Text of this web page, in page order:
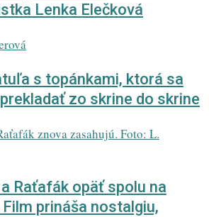
Lenka Elečková
s topánkami, ktorá sa
zo skrine do skrine
Raťafák opäť spolu na
prináša nostalgiu,